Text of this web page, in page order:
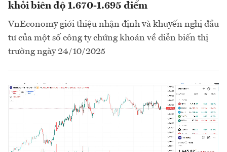
khỏi biên độ 1.670-1.695 điểm
VnEconomy giới thiệu nhận định và khuyến nghị đầu
tư của một số công ty chứng khoán về diễn biến thị
trường ngày 24/10/2025